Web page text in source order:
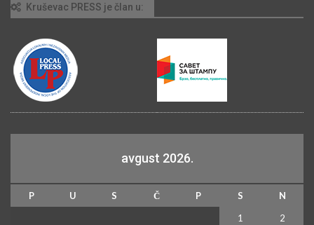
Kruševac PRESS je član u:
avgust 2026.
P U S Č P S
N
1
2